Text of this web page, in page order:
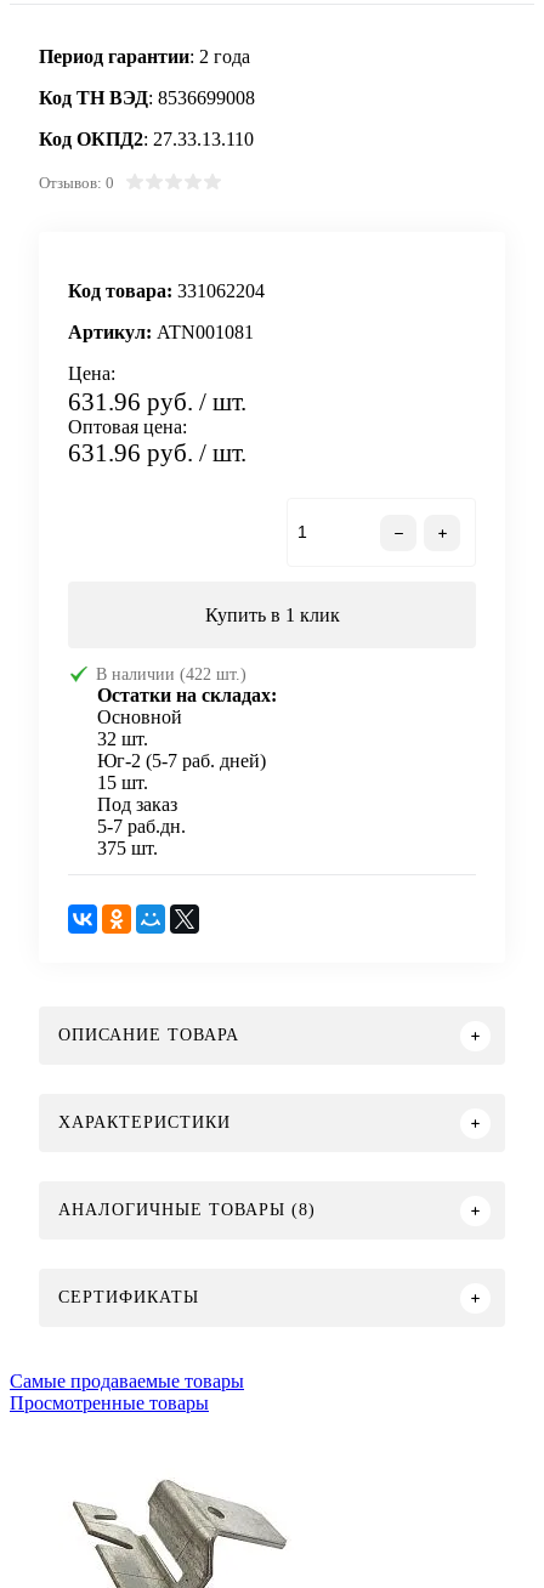
Период гарантии: 2 года
Код ТН ВЭД: 8536699008
Код ОКПД2: 27.33.13.110
Отзывов: 0
Код товара: 331062204
Артикул: ATN001081
Цена:
631.96 руб. / шт.
Оптовая цена:
631.96 руб. / шт.
Купить в 1 клик
В наличии (422 шт.)
Остатки на складах:
Основной
32 шт.
Юг-2 (5-7 раб. дней)
15 шт.
Под заказ
5-7 раб.дн.
375 шт.
ОПИСАНИЕ ТОВАРА
ХАРАКТЕРИСТИКИ
АНАЛОГИЧНЫЕ ТОВАРЫ (8)
СЕРТИФИКАТЫ
Самые продаваемые товары
Просмотренные товары